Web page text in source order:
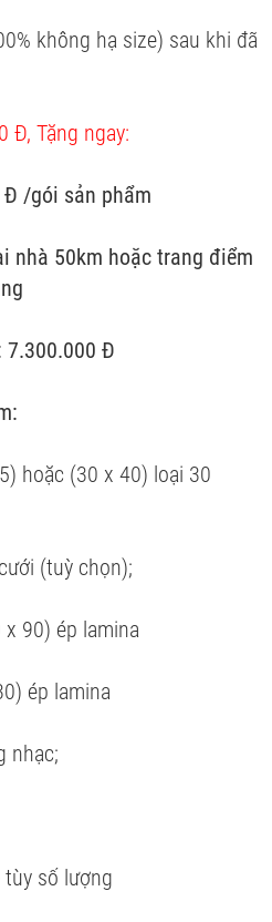
không hạ size) sau khi đã
Đ, Tặng ngay:
Đ /gói sản phẩm
nhà 50km hoặc trang điểm
7.300.000 Đ
hoặc (30 x 40) loại 30
(tuỳ chọn);
90) ép lamina
ép lamina
nhạc;
tùy số lượng